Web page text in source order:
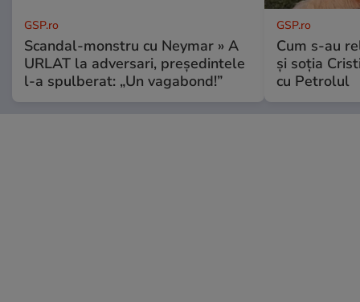
GSP.ro
Scandal-monstru cu Neymar » A
URLAT la adversari, președintele
l-a spulberat: „Un vagabond!”
GSP.ro
Cum s-au
și soția
cu Petrolul